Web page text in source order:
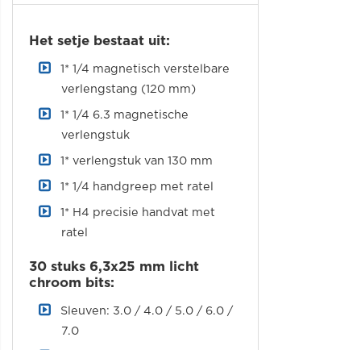
Het setje bestaat uit:
1* 1/4 magnetisch verstelbare
verlengstang (120 mm)
1* 1/4 6.3 magnetische
verlengstuk
1* verlengstuk van 130 mm
1* 1/4 handgreep met ratel
1* H4 precisie handvat met
ratel
30 stuks 6,3x25 mm licht
chroom bits:
Sleuven: 3.0 / 4.0 / 5.0 / 6.0 /
7.0